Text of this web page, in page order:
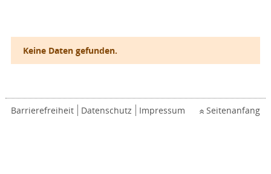
Keine Daten gefunden.
Barrierefreiheit Datenschutz Impressum Seitenanfang